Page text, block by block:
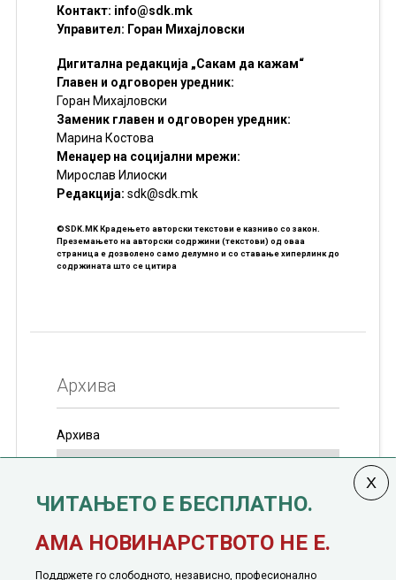
Контакт: info@sdk.mk
Управител: Горан Михајловски
Дигитална редакција „Сакам да кажам“
Главен и одговорен уредник:
Горан Михајловски
Заменик главен и одговорен уредник:
Марина Костова
Менаџер на социјални мрежи:
Мирослав Илиоски
Редакцијa: sdk@sdk.mk
©SDK.MK Крадењето авторски текстови е казниво со закон.
Преземањето на авторски содржини (текстови) од оваа
страница е дозволено само делумно и со ставање хиперлинк до
содржината што се цитира
Архива
Архива
јануари, 1991 година
ЧИТАЊЕТО Е БЕСПЛАТНО.
АМА НОВИНАРСТВОТО НЕ Е.
Поддржете го слободното, независно, професионално